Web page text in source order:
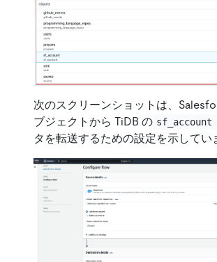
次のスクリーンショットは、
ブジェクトから TiDB の sf_account
タを転送するための設定を示してい